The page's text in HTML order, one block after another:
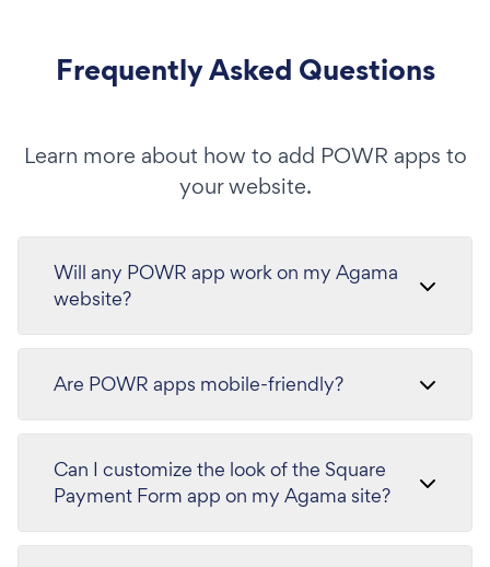
Frequently Asked Questions
Learn more about how to add POWR apps to
your website.
Will any POWR app work on my Agama
website?
Are POWR apps mobile-friendly?
Can I customize the look of the Square
Payment Form app on my Agama site?